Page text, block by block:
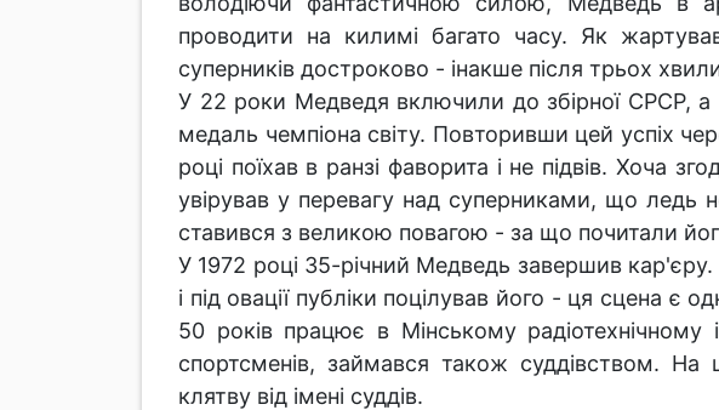
проводити на килимі багато часу. Як
суперників достроково - інакше після трьох
У 22 роки Медведя включили до збірної СРСР, а
медаль чемпіона світу. Повторивши цей успіх
році поїхав в ранзі фаворита і не підвів. Хоча
увірував у перевагу над суперниками, що ледь
ставився з великою повагою - за що почитали
У 1972 році 35-річний Медведь завершив
і під овації публіки поцілував його - ця сцена є
50 років працює в Мінському
спортсменів, займався також суддівством. На
клятву від імені суддів.